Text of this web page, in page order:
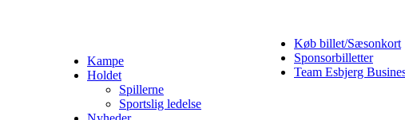
Køb billet/Sæsonkort
Sponsorbilletter
Team Esbjerg
Kampe
Holdet
Spillerne
Sportslig ledelse